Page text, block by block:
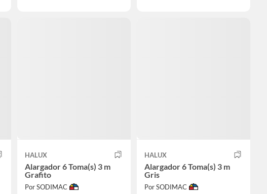
HALUX
Alargador 6 Toma(s) 3 m
Grafito
Por SODIMAC
HALUX
Alargador 6 Toma(s) 3 m
Gris
Por SODIMAC